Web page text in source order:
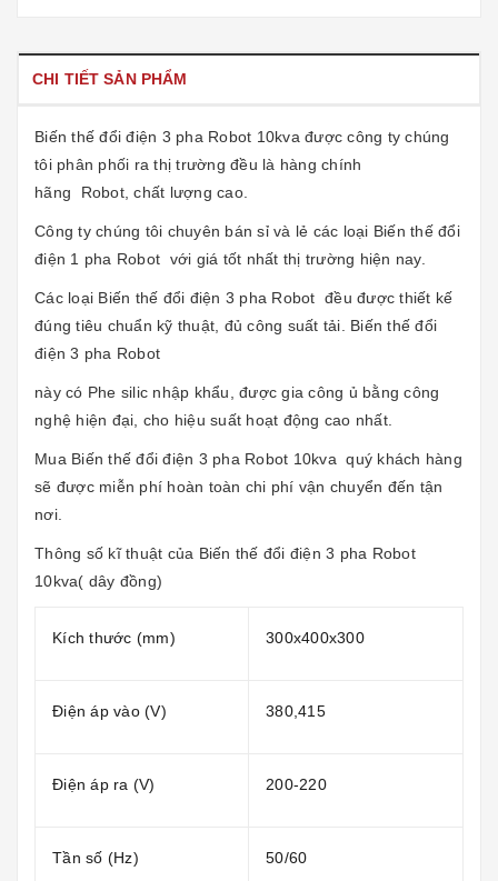
CHI TIẾT SẢN PHẨM
Biến thế đổi điện 3 pha Robot 10kva được công ty chúng
tôi phân phối ra thị trường đều là hàng chính
hãng Robot, chất lượng cao.
Công ty chúng tôi chuyên bán sỉ và lẻ các loại Biến thế đổi
điện 1 pha Robot với giá tốt nhất thị trường hiện nay.
Các loại Biến thế đổi điện 3 pha Robot đều được thiết kế
đúng tiêu chuẩn kỹ thuật, đủ công suất tải. Biến thế đổi
điện 3 pha Robot
này có Phe silic nhập khẩu, được gia công ủ bằng công
nghệ hiện đại, cho hiệu suất hoạt động cao nhất.
Mua Biến thế đổi điện 3 pha Robot 10kva quý khách hàng
sẽ được miễn phí hoàn toàn chi phí vận chuyển đến tận
nơi.
Thông số kĩ thuật của Biến thế đổi điện 3 pha Robot
10kva( dây đồng)
Kích thước (mm) 300x400x300
Điện áp vào (V) 380,415
Điện áp ra (V) 200-220
Tần số (Hz) 50/60